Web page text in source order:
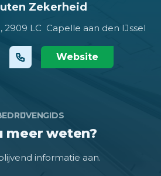
Zekerheid
2909 LC Capelle aan den IJssel
Website
meer weten?
informatie aan.